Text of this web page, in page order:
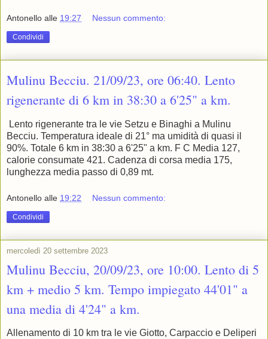
Antonello alle 19:27 Nessun commento:
Condividi
Mulinu Becciu. 21/09/23, ore 06:40. Lento
rigenerante di 6 km in 38:30 a 6'25" a km.
Lento rigenerante tra le vie Setzu e Binaghi a Mulinu
Becciu. Temperatura ideale di 21° ma umidità di quasi il
90%. Totale 6 km in 38:30 a 6'25" a km. F C Media 127,
calorie consumate 421. Cadenza di corsa media 175,
lunghezza media passo di 0,89 mt.
Antonello alle 19:22 Nessun commento:
Condividi
mercoledì 20 settembre 2023
Mulinu Becciu, 20/09/23, ore 10:00. Lento di 5
km + medio 5 km. Tempo impiegato 44'01" a
una media di 4'24" a km.
Allenamento di 10 km tra le vie Giotto, Carpaccio e Deliperi